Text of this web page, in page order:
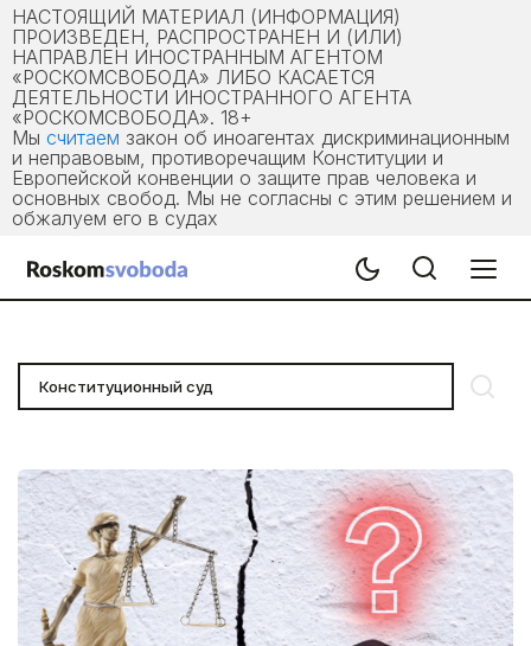
НАСТОЯЩИЙ МАТЕРИАЛ (ИНФОРМАЦИЯ)
ПРОИЗВЕДЕН, РАСПРОСТРАНЕН И (ИЛИ)
НАПРАВЛЕН ИНОСТРАННЫМ АГЕНТОМ
«РОСКОМСВОБОДА» ЛИБО КАСАЕТСЯ
ДЕЯТЕЛЬНОСТИ ИНОСТРАННОГО АГЕНТА
«РОСКОМСВОБОДА». 18+
Мы считаем закон об иноагентах дискриминационным
и неправовым, противоречащим Конституции и
Европейской конвенции о защите прав человека и
основных свобод. Мы не согласны с этим решением и
обжалуем его в судах